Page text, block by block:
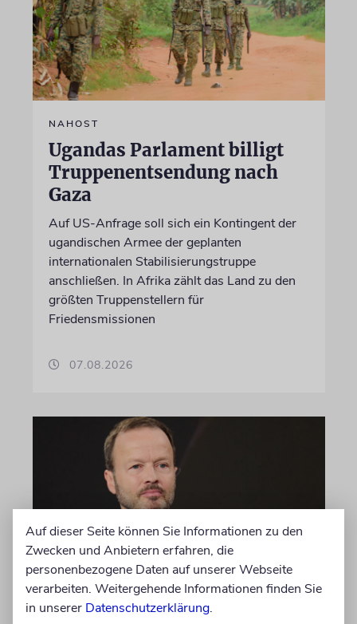
NAHOST
Ugandas Parlament billigt
Truppenentsendung nach
Gaza
Auf US-Anfrage soll sich ein Kontingent der
ugandischen Armee der geplanten
internationalen Stabilisierungstruppe
anschließen. In Afrika zählt das Land zu den
größten Truppenstellern für
Friedensmissionen
07.08.2026
MEINUNG
Wie Georg Restle die
Auf dieser Seite können Sie Informationen zu den
Zwecken und Anbietern erfahren, die
personenbezogene Daten auf unserer Webseite
verarbeiten. Weitergehende Informationen finden Sie
in unserer Datenschutzerklärung.